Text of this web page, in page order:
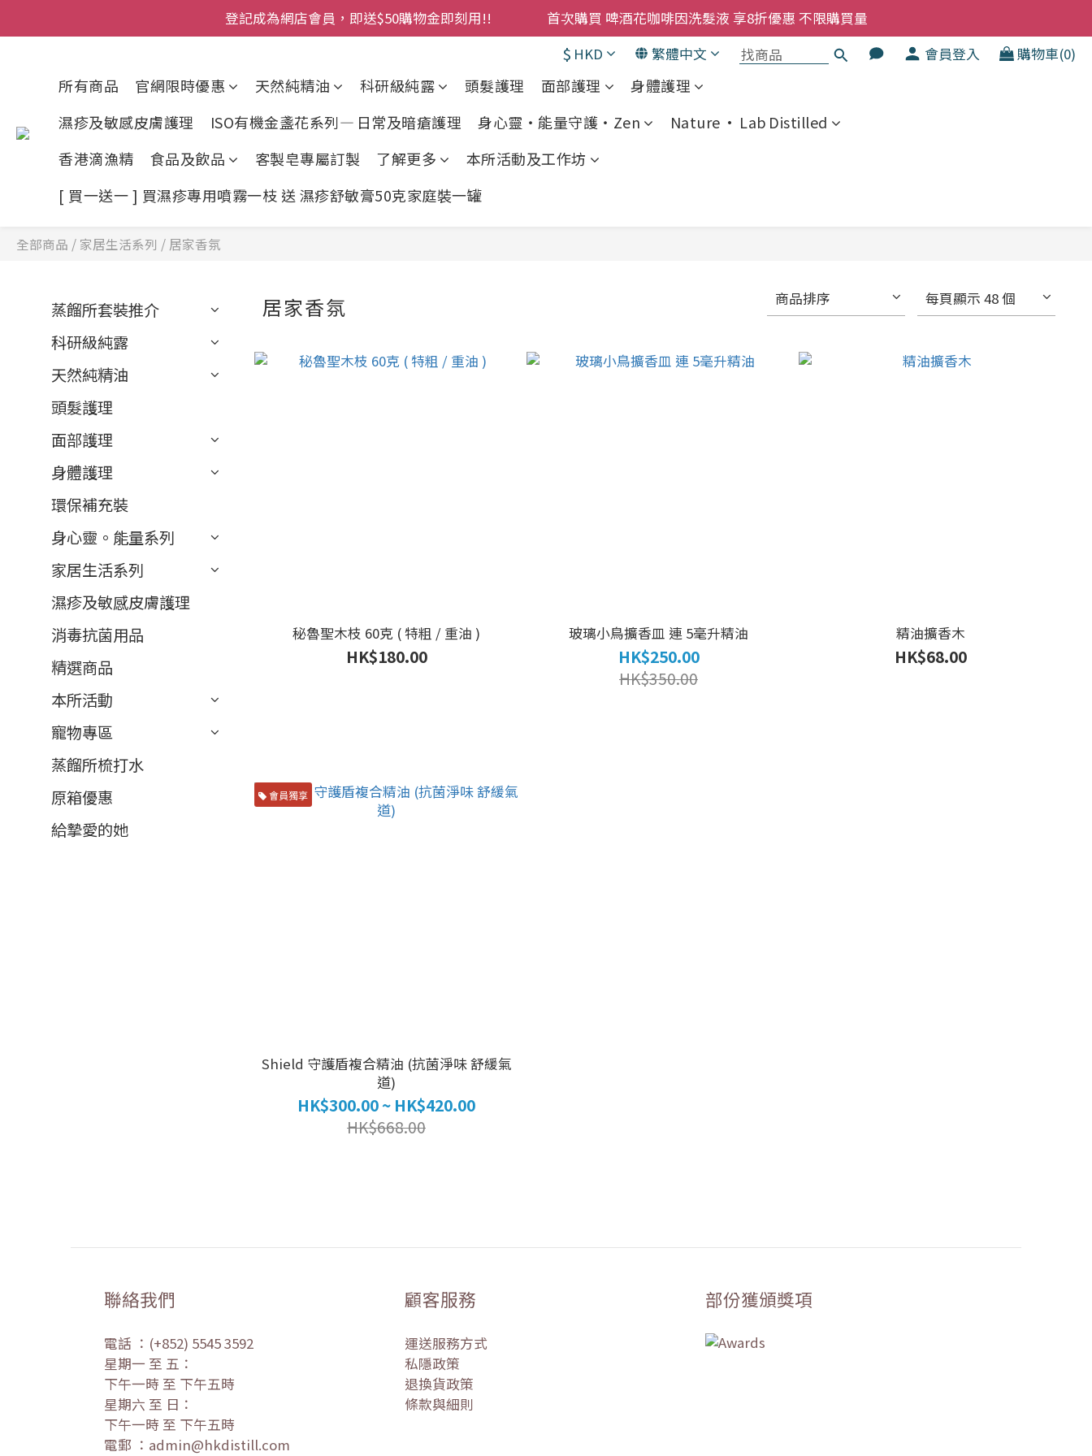
登記成為網店會員，即送$50購物金即刻用!!                 首次購買 啤酒花咖啡因洗髮液 享8折優惠 不限購買量
登記成為網店會員，即送$50購物金即刻用!!                 首次購買 啤酒花咖啡因洗髮液 享8折優惠 不限購買量
網店會員一年內累積消費 $4500 即刻變身 VIP 全年正價貨 85 折，幫朋友買大家一齊抵 !!
今期優惠!! 濕疹救星 濕疹專用噴霧 買一枝送一件 50克裝 濕疹舒敏膏   幼兒適用
登記成為網店會員，即送$50購物金即刻用!!                 首次購買 啤酒花咖啡因洗髮液 享8折優惠 不限購買量
$ HKD 繁體中文 會員登入 購物車(0)
所有商品 官網限時優惠 天然純精油 科研級純露 頭髮護理 面部護理
身體護理
濕疹及敏感皮膚護理
ISO有機金盞花系列— 日常及暗瘡護理 身心靈・能量守護・Zen
Nature • Lab Distilled
香港滴漁精
食品及飲品 客製皂專屬訂製 了解更多
本所活動及工作坊
[ 買一送一 ] 買濕疹專用噴霧一枝 送 濕疹舒敏膏50克家庭裝一罐
全部商品 / 家居生活系列 / 居家香氛
蒸餾所套裝推介
科研級純露
天然純精油
頭髮護理
面部護理
身體護理
環保補充裝
身心靈。能量系列
家居生活系列
濕疹及敏感皮膚護理
消毒抗菌用品
精選商品
本所活動
寵物專區
蒸餾所梳打水
原箱優惠
給摯愛的她
居家香氛 商品排序 每頁顯示 48 個
秘魯聖木枝 60克 ( 特粗 / 重油 )
HK$180.00
玻璃小鳥擴香皿 連 5毫升精油
HK$250.00
HK$350.00
精油擴香木
HK$68.00
會員獨享
Shield 守護盾複合精油 (抗菌淨味 舒緩氣
道)
HK$300.00 ~ HK$420.00
HK$668.00
聯絡我們
電話 ：(+852) 5545 3592
星期一 至 五：
下午一時 至 下午五時
星期六 至 日：
下午一時 至 下午五時
電郵 ：admin@hkdistill.com
顧客服務
運送服務方式
私隱政策
退換貨政策
條款與細則
部份獲頒獎項